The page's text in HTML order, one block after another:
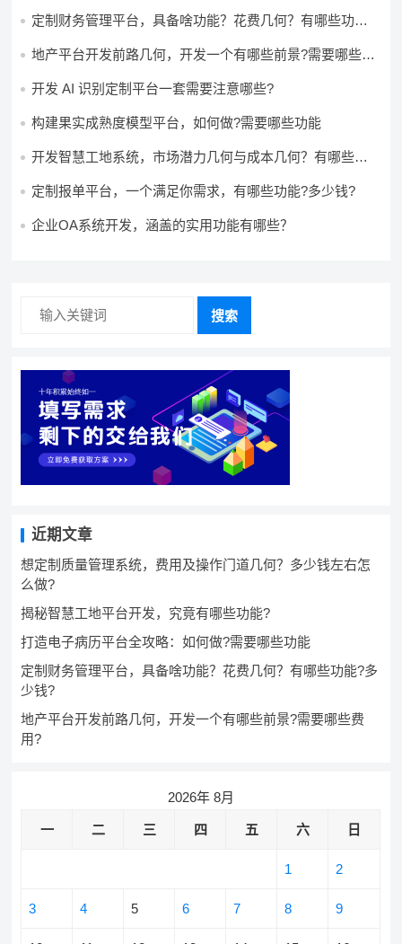
定制财务管理平台，具备啥功能？花费几何？有哪些功能?
地产平台开发前路几何，开发一个有哪些前景?需要哪些费
开发 AI 识别定制平台一套需要注意哪些?
构建果实成熟度模型平台，如何做?需要哪些功能
开发智慧工地系统，市场潜力几何与成本几何？有哪些前
定制报单平台，一个满足你需求，有哪些功能?多少钱?
企业OA系统开发，涵盖的实用功能有哪些？
搜索
近期文章
想定制质量管理系统，费用及操作门道几何？多少钱左右怎
么做?
揭秘智慧工地平台开发，究竟有哪些功能?
打造电子病历平台全攻略：如何做?需要哪些功能
定制财务管理平台，具备啥功能？花费几何？有哪些功能?多
少钱?
地产平台开发前路几何，开发一个有哪些前景?需要哪些费
用?
2026年 8月
一 二 三 四 五 六 日
1 2
3 4 5 6 7 8 9